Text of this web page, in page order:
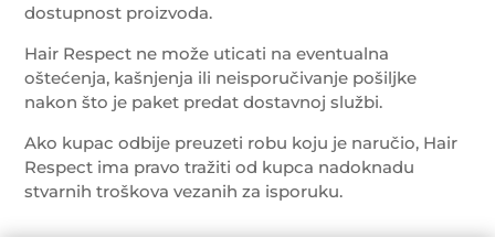
dostupnost proizvoda.
Hair Respect ne može uticati na eventualna
oštećenja, kašnjenja ili neisporučivanje pošiljke
nakon što je paket predat dostavnoj službi.
Ako kupac odbije preuzeti robu koju je naručio, Hair
Respect ima pravo tražiti od kupca nadoknadu
stvarnih troškova vezanih za isporuku.